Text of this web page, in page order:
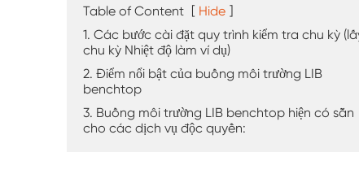
Buồng đi bộ
Buồng thử nghiệm đặc biệt
Thiết bị kiểm tra IP
Table of Content [ Hide ]
1. Các bước cài đặt quy trình kiểm tra chu kỳ
chu kỳ Nhiệt độ làm ví dụ)
2. Điểm nổi bật của buồng môi trường LIB
benchtop
3. Buồng môi trường LIB benchtop hiện có sẵn
cho các dịch vụ độc quyền: